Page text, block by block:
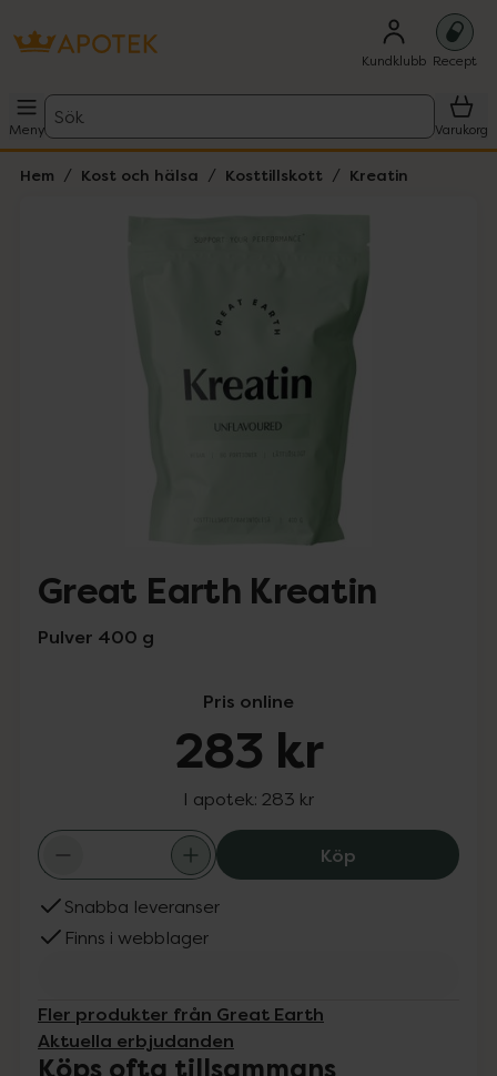
Kundklubb Recept
Meny
Sök
Varukorg
Hem Kost och hälsa Kosttillskott Kreatin
Great Earth Kreatin
Pulver 400 g
Pris online
283 kr
I apotek: 283 kr
KöpGreat Earth
Snabba leveranser
Finns i webblager
Fler produkter från Great Earth
Aktuella erbjudanden